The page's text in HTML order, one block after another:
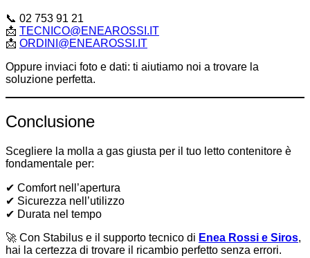
📞 02 753 91 21
📩 TECNICO@ENEAROSSI.IT
📩 ORDINI@ENEAROSSI.IT
Oppure inviaci foto e dati: ti aiutiamo noi a trovare la
soluzione perfetta.
Conclusione
Scegliere la molla a gas giusta per il tuo letto contenitore è
fondamentale per:
✔ Comfort nell’apertura
✔ Sicurezza nell’utilizzo
✔ Durata nel tempo
🚀 Con Stabilus e il supporto tecnico di Enea Rossi e Siros,
hai la certezza di trovare il ricambio perfetto senza errori.